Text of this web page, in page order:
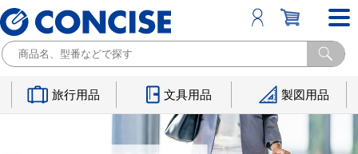
旅行用品 文具用品 製図用品